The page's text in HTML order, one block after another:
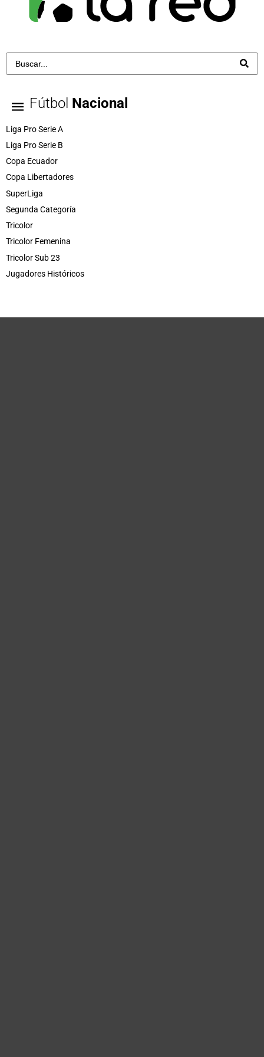
Fútbol Nacional
Liga Pro Serie A
Liga Pro Serie B
Copa Ecuador
Copa Libertadores
SuperLiga
Segunda Categoría
Tricolor
Tricolor Femenina
Tricolor Sub 23
Jugadores Históricos